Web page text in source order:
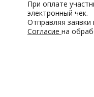
При оплате
электронный чек.
Отправляя заявки
Согласие на